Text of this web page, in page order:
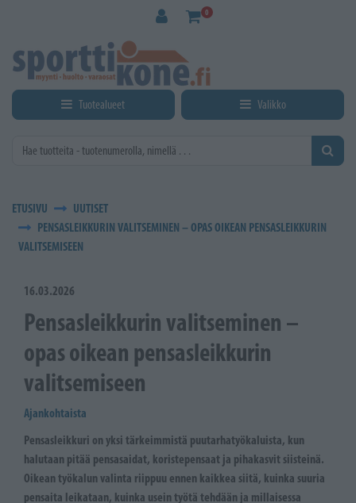
0
Tuotealueet Valikko
ETUSIVU
UUTISET
PENSASLEIKKURIN VALITSEMINEN – OPAS OIKEAN PENSASLEIKKURIN
VALITSEMISEEN
16.03.2026
Pensasleikkurin valitseminen –
opas oikean pensasleikkurin
valitsemiseen
Ajankohtaista
Pensasleikkuri on yksi tärkeimmistä puutarhatyökaluista, kun
halutaan pitää pensasaidat, koristepensaat ja pihakasvit siisteinä.
Oikean työkalun valinta riippuu ennen kaikkea siitä, kuinka suuria
pensaita leikataan, kuinka usein työtä tehdään ja millaisessa